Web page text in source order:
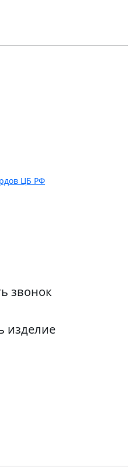
ЦБ РФ
звонок
изделие